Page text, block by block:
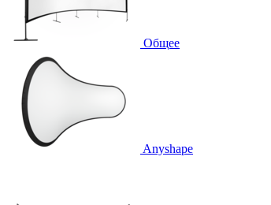
Общее
Anyshape